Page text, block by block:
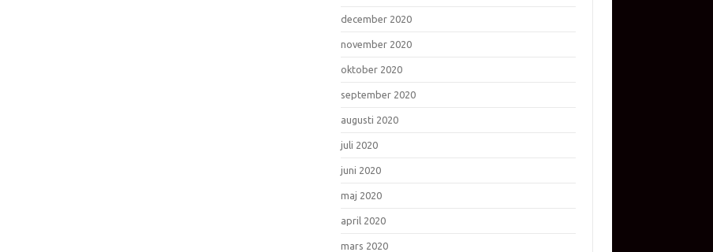
december 2020
november 2020
oktober 2020
september 2020
augusti 2020
juli 2020
juni 2020
maj 2020
april 2020
mars 2020